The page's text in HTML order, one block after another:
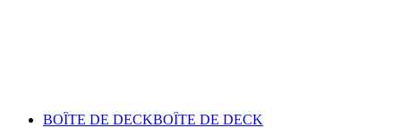
BOÎTE DE DECKBOÎTE DE DECK